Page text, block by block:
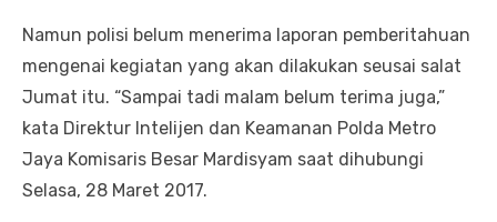
Namun polisi belum menerima laporan pemberitahuan
mengenai kegiatan yang akan dilakukan seusai salat
Jumat itu. “Sampai tadi malam belum terima juga,”
kata Direktur Intelijen dan Keamanan Polda Metro
Jaya Komisaris Besar Mardisyam saat dihubungi
Selasa, 28 Maret 2017.